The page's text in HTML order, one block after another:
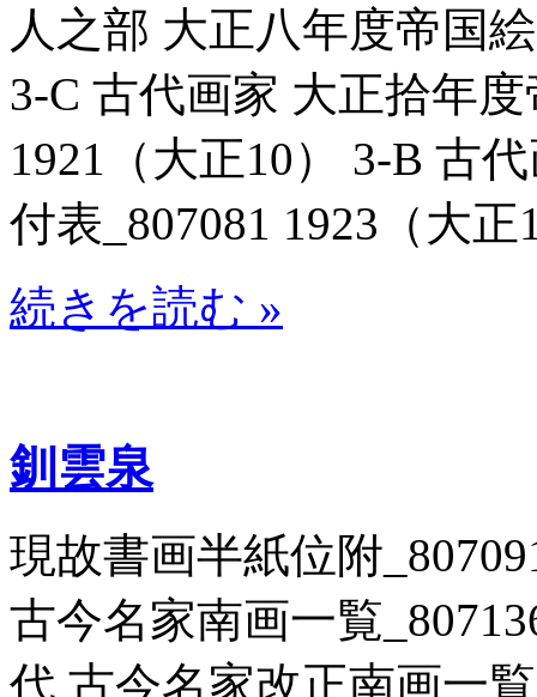
人之部 大正八年度帝国
3-C 古代画家 大正拾年
1921（大正10） 3-B 古
付表_807081 1923（大正
続きを読む »
釧雲泉
現故書画半紙位附
古今名家南画一覧
代 古今名家改正南画一